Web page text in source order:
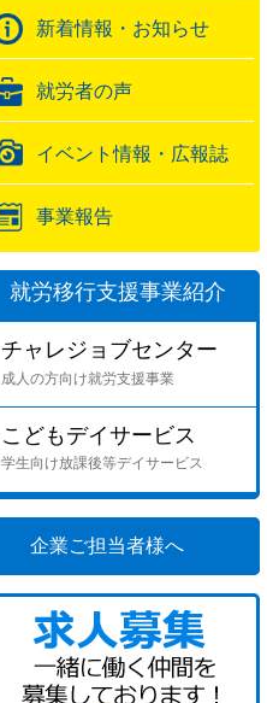
新着情報・お知らせ
就労者の声
イベント情報・広報誌
事業報告
就労移行支援事業紹介
チャレジョブセンター
成人の方向け就労支援事業
こどもデイサービス
学生向け放課後等デイサービス
企業ご担当者様へ